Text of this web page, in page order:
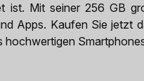
ist. Mit seiner 256 GB
Apps. Kaufen Sie jetzt
hochwertigen